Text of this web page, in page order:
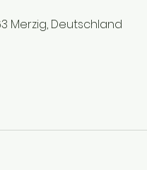
Merzig, Deutschland